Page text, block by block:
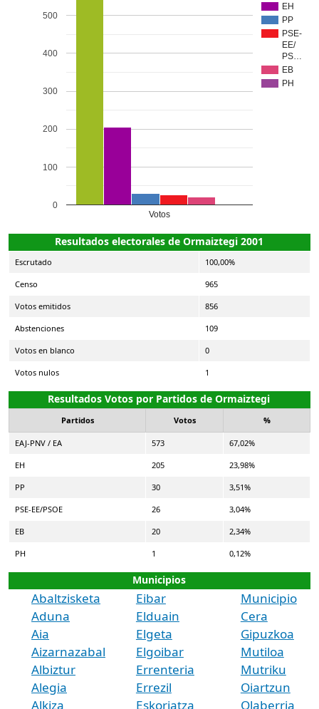
EH
PP
PSE-
EE/
PS…
EB
PH
Votos
0
100
200
300
400
500
Resultados electorales de Ormaiztegi 2001
Escrutado 100,00%
Censo 965
Votos emitidos 856
Abstenciones 109
Votos en blanco 0
Votos nulos 1
Resultados Votos por Partidos de Ormaiztegi
Partidos Votos %
EAJ-PNV / EA 573 67,02%
EH 205 23,98%
PP 30 3,51%
PSE-EE/PSOE 26 3,04%
EB 20 2,34%
PH 1 0,12%
Municipios
Abaltzisketa
Aduna
Aia
Aizarnazabal
Albiztur
Alegia
Alkiza
Eibar
Elduain
Elgeta
Elgoibar
Errenteria
Errezil
Eskoriatza
Municipio
Cera
Gipuzkoa
Mutiloa
Mutriku
Oiartzun
Olaberria